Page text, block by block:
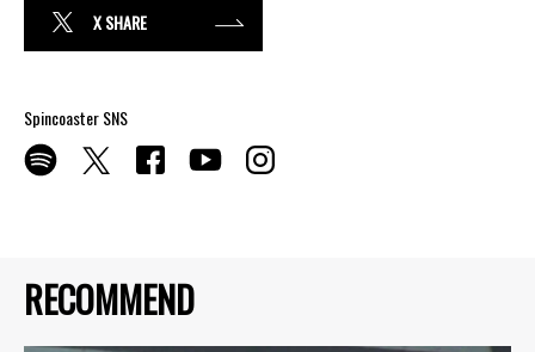
RECOMMEND
X SHARE
Spincoaster SNS